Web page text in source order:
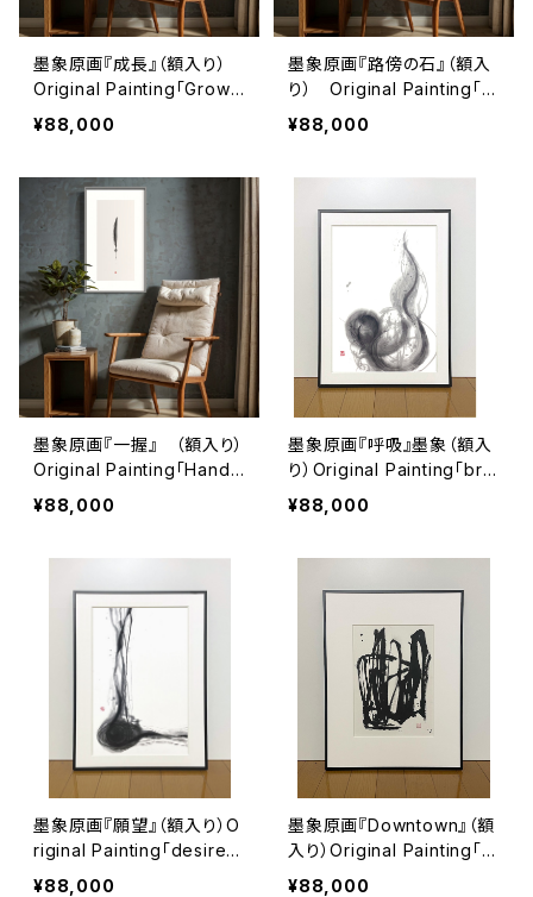
墨象原画『成長』（額入り）
Original Painting「Growt
h」（Framed）
¥88,000
墨象原画『路傍の石』（額入
り） Original Painting「R
oadside stone」（Frame
¥88,000
墨象原画『一握』 （額入り）
Original Painting「Handf
ul」（Framed）
¥88,000
墨象原画『呼吸』墨象（額入
り）Original Painting「bre
ath」（Framed）
¥88,000
墨象原画『願望』（額入り）O
riginal Painting「desire」
（Framed）
¥88,000
墨象原画『Downtown』（額
入り）Original Painting「D
owntown」（Framed）
¥88,000